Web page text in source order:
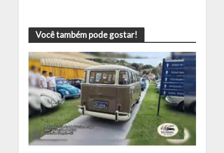
Você também pode gostar!